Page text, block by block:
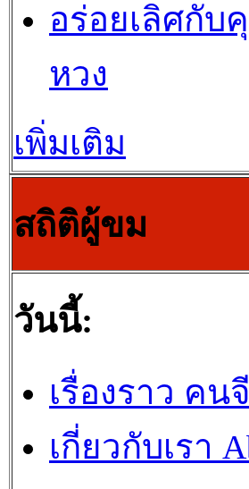
อร่อยเลิศกับ
หวง
เพิ่มเติม
สถิติผู้ขม
วันนี้:
เรื่องราว คน
เกี่ยวกับเรา